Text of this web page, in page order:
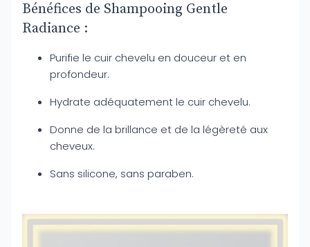
Bénéfices de Shampooing Gentle
Radiance :
Purifie le cuir chevelu en douceur et en
profondeur.
Hydrate adéquatement le cuir chevelu.
Donne de la brillance et de la légèreté aux
cheveux.
Sans silicone, sans paraben.